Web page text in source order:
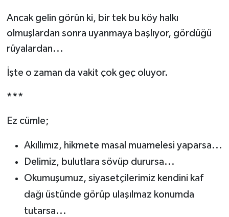
Ancak gelin görün ki, bir tek bu köy halkı
olmuşlardan sonra uyanmaya başlıyor, gördüğü
rüyalardan...
İşte o zaman da vakit çok geç oluyor.
***
Ez cümle;
Akıllımız, hikmete masal muamelesi yaparsa...
Delimiz, bulutlara sövüp durursa...
Okumuşumuz, siyasetçilerimiz kendini kaf
dağı üstünde görüp ulaşılmaz konumda
tutarsa...